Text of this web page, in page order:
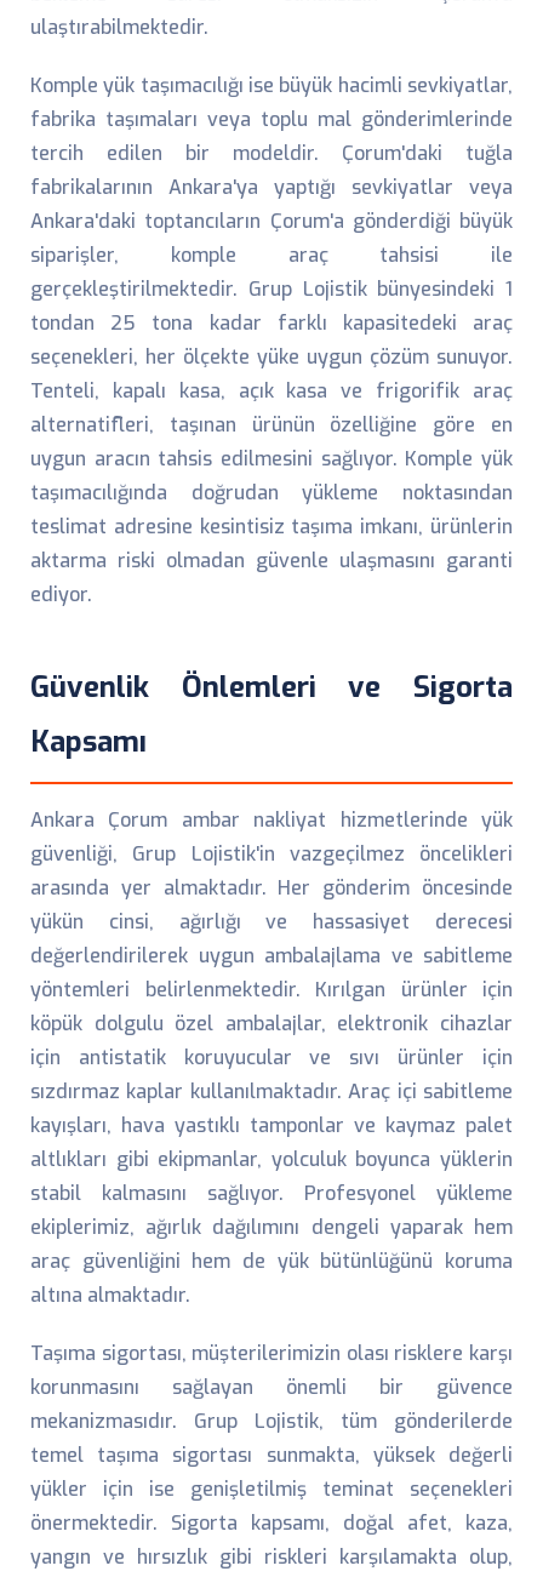
ulaştırabilmektedir.
Komple yük taşımacılığı ise büyük hacimli sevkiyatlar,
fabrika taşımaları veya toplu mal gönderimlerinde
tercih edilen bir modeldir. Çorum'daki tuğla
fabrikalarının Ankara'ya yaptığı sevkiyatlar veya
Ankara'daki toptancıların Çorum'a gönderdiği büyük
siparişler, komple araç tahsisi ile
gerçekleştirilmektedir. Grup Lojistik bünyesindeki 1
tondan 25 tona kadar farklı kapasitedeki araç
seçenekleri, her ölçekte yüke uygun çözüm sunuyor.
Tenteli, kapalı kasa, açık kasa ve frigorifik araç
alternatifleri, taşınan ürünün özelliğine göre en
uygun aracın tahsis edilmesini sağlıyor. Komple yük
taşımacılığında doğrudan yükleme noktasından
teslimat adresine kesintisiz taşıma imkanı, ürünlerin
aktarma riski olmadan güvenle ulaşmasını garanti
ediyor.
Güvenlik Önlemleri ve Sigorta
Kapsamı
Ankara Çorum ambar nakliyat hizmetlerinde yük
güvenliği, Grup Lojistik'in vazgeçilmez öncelikleri
arasında yer almaktadır. Her gönderim öncesinde
yükün cinsi, ağırlığı ve hassasiyet derecesi
değerlendirilerek uygun ambalajlama ve sabitleme
yöntemleri belirlenmektedir. Kırılgan ürünler için
köpük dolgulu özel ambalajlar, elektronik cihazlar
için antistatik koruyucular ve sıvı ürünler için
sızdırmaz kaplar kullanılmaktadır. Araç içi sabitleme
kayışları, hava yastıklı tamponlar ve kaymaz palet
altlıkları gibi ekipmanlar, yolculuk boyunca yüklerin
stabil kalmasını sağlıyor. Profesyonel yükleme
ekiplerimiz, ağırlık dağılımını dengeli yaparak hem
araç güvenliğini hem de yük bütünlüğünü koruma
altına almaktadır.
Taşıma sigortası, müşterilerimizin olası risklere karşı
korunmasını sağlayan önemli bir güvence
mekanizmasıdır. Grup Lojistik, tüm gönderilerde
temel taşıma sigortası sunmakta, yüksek değerli
yükler için ise genişletilmiş teminat seçenekleri
önermektedir. Sigorta kapsamı, doğal afet, kaza,
yangın ve hırsızlık gibi riskleri karşılamakta olup,